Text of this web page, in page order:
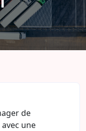
de
une